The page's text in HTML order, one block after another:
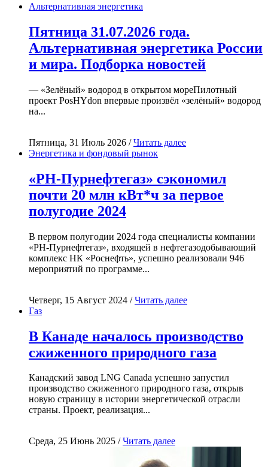
Альтернативная энергетика
Пятница 31.07.2026 года.
Альтернативная энергетика России
и мира. Подборка новостей
— «Зелёный» водород в открытом мореПилотный
проект PosHYdon впервые произвёл «зелёный» водород
на...
Пятница, 31 Июль 2026 /Читать далее
Энергетика и фондовый рынок
«РН-Пурнефтегаз» сэкономил
почти 20 млн кВт*ч за первое
полугодие 2024
В первом полугодии 2024 года специалисты компании
«РН-Пурнефтегаз», входящей в нефтегазодобывающий
комплекс НК «Роснефть», успешно реализовали 946
мероприятий по программе...
Четверг, 15 Август 2024 /Читать далее
Газ
В Канаде началось производство
сжиженного природного газа
Канадский завод LNG Canada успешно запустил
производство сжиженного природного газа, открыв
новую страницу в истории энергетической отрасли
страны. Проект, реализация...
Среда, 25 Июнь 2025 /Читать далее